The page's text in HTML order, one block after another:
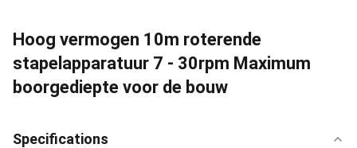
Hoog vermogen 10m roterende
stapelapparatuur 7 - 30rpm Maximum
boorgediepte voor de bouw
Specifications